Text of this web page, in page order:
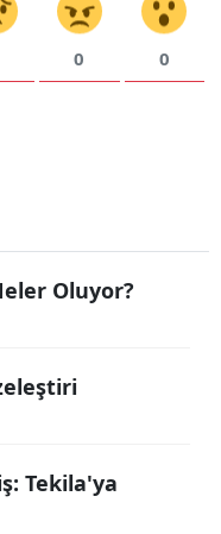
0 0
Oluyor?
Tekila'ya